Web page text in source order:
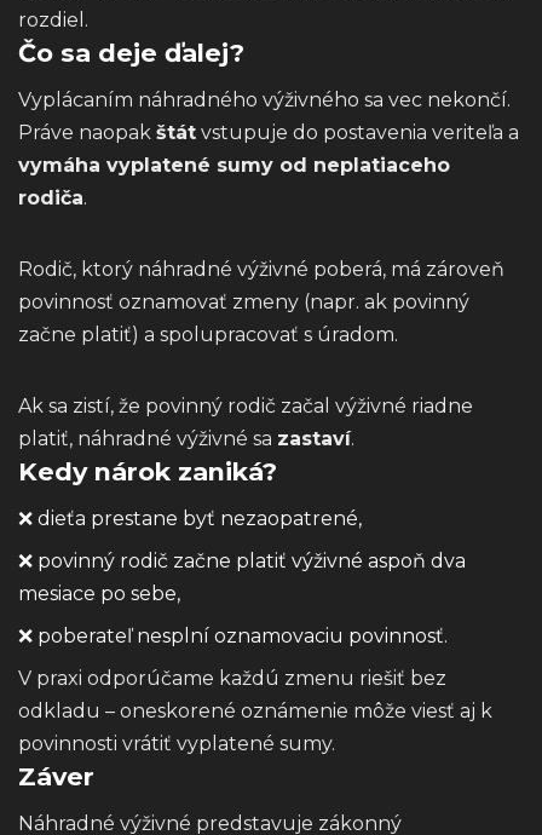
rozdiel.
Čo sa deje ďalej?
Vyplácaním náhradného výživného sa vec nekončí.
Práve naopak štát vstupuje do postavenia veriteľa a
vymáha vyplatené sumy od neplatiaceho
rodiča.
Rodič, ktorý náhradné výživné poberá, má zároveň
povinnosť oznamovať zmeny (napr. ak povinný
začne platiť) a spolupracovať s úradom.
Ak sa zistí, že povinný rodič začal výživné riadne
platiť, náhradné výživné sa zastaví.
Kedy nárok zaniká?
❌ dieťa prestane byť nezaopatrené,
❌ povinný rodič začne platiť výživné aspoň dva
mesiace po sebe,
❌ poberateľ nesplní oznamovaciu povinnosť.
V praxi odporúčame každú zmenu riešiť bez
odkladu – oneskorené oznámenie môže viesť aj k
povinnosti vrátiť vyplatené sumy.
Záver
Náhradné výživné predstavuje zákonný